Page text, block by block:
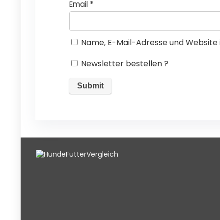
Email *
Name, E-Mail-Adresse und
Newsletter bestellen ?